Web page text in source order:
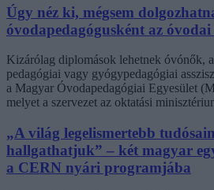
Úgy néz ki, mégsem
óvodapedagógusként az
Kizárólag diplomások lehetnek óvónők,
pedagógiai vagy gyógypedagógiai
a Magyar Óvodapedagógiai Egyesület
melyet a szervezet az oktatási
„A világ legelismertebb
hallgathatjuk” – két magyar
a CERN nyári programjába